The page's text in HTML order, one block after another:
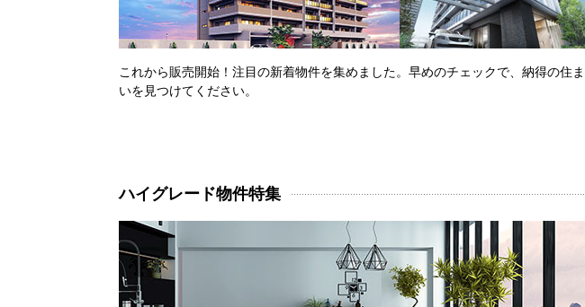
これから販売開始！注目の新着物件を集めました。早めのチェックで、納得の住ま
いを見つけてください。
ハイグレード物件特集